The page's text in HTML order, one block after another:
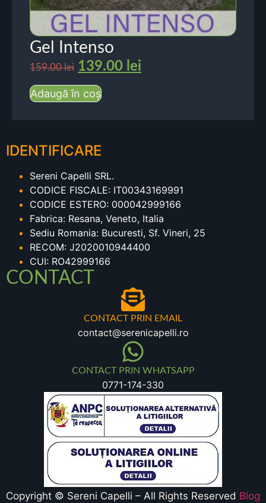
Gel Intenso
159.00lei 139.00 lei
Adaugă în coș
IDENTIFICARE
Sereni Capelli SRL.
CODICE FISCALE: IT00343169991
CODICE ESTERO: 000042999166
Fabrica: Resana, Veneto, Italia
Sediu Romania: Bucuresti, Sf. Vineri, 25
RECOM: J2020010944400
CUI: RO42999166
CONTACT
CONTACT PRIN EMAIL
contact@serenicapelli.ro
CONTACT PRIN WHATSAPP
0771-174-330
Copyright © Sereni Capelli – All Rights Reserved Blog